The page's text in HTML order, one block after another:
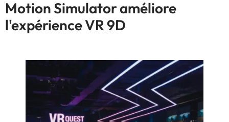
Motion Simulator améliore
l'expérience VR 9D